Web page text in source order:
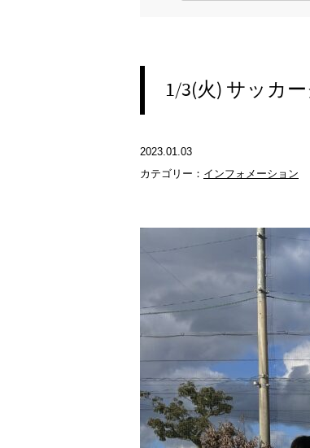
1/3(火) サッカ
2023.01.03
カテゴリー： インフォメーション